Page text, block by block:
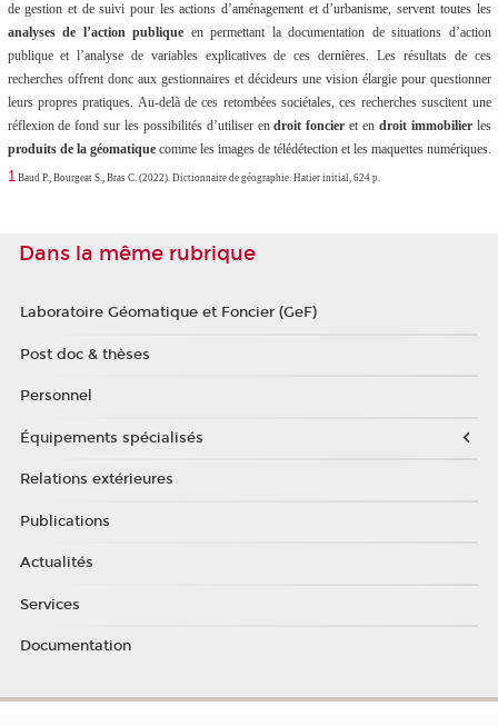
de gestion et de suivi pour les actions d’aménagement et d’urbanisme, servent toutes les
analyses de l’action publique en permettant la documentation de situations d’action
publique et l’analyse de variables explicatives de ces dernières. Les résultats de ces
recherches offrent donc aux gestionnaires et décideurs une vision élargie pour questionner
leurs propres pratiques. Au-delà de ces retombées sociétales, ces recherches suscitent une
réflexion de fond sur les possibilités d’utiliser endroit foncier et en droit immobilierles
produits de la géomatiquecomme les images de télédétection et les maquettes numériques.
1Baud P., Bourgeat S., Bras C. (2022). Dictionnaire de géographie. Hatier initial, 624 p.
Dans la même rubrique
Laboratoire Géomatique et Foncier (GeF)
Post doc & thèses
Personnel
Équipements spécialisés
Relations extérieures
Publications
Actualités
Services
Documentation